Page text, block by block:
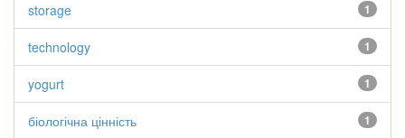
1
storage
1
technology
1
yogurt
1
біологічна цінність